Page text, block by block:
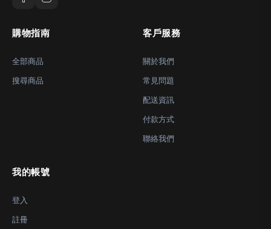
購物指南
全部商品
搜尋商品
客戶服務
關於我們
常見問題
配送資訊
付款方式
聯絡我們
我的帳號
登入
註冊